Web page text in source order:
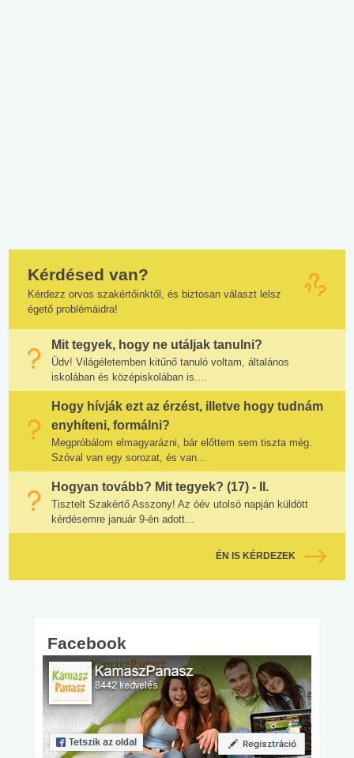
Kérdésed van?
Kérdezz orvos szakértőinktől, és biztosan választ lelsz
égető problémáidra!
Mit tegyek, hogy ne utáljak tanulni?
Üdv! Világéletemben kitűnő tanuló voltam, általános
iskolában és középiskolában is....
Hogy hívják ezt az érzést, illetve hogy tudnám
enyhíteni, formálni?
Megpróbálom elmagyarázni, bár előttem sem tiszta még.
Szóval van egy sorozat, és van...
Hogyan tovább? Mit tegyek? (17) - II.
Tisztelt Szakértő Asszony! Az óév utolsó napján küldött
kérdésemre január 9-én adott...
ÉN IS KÉRDEZEK
Facebook